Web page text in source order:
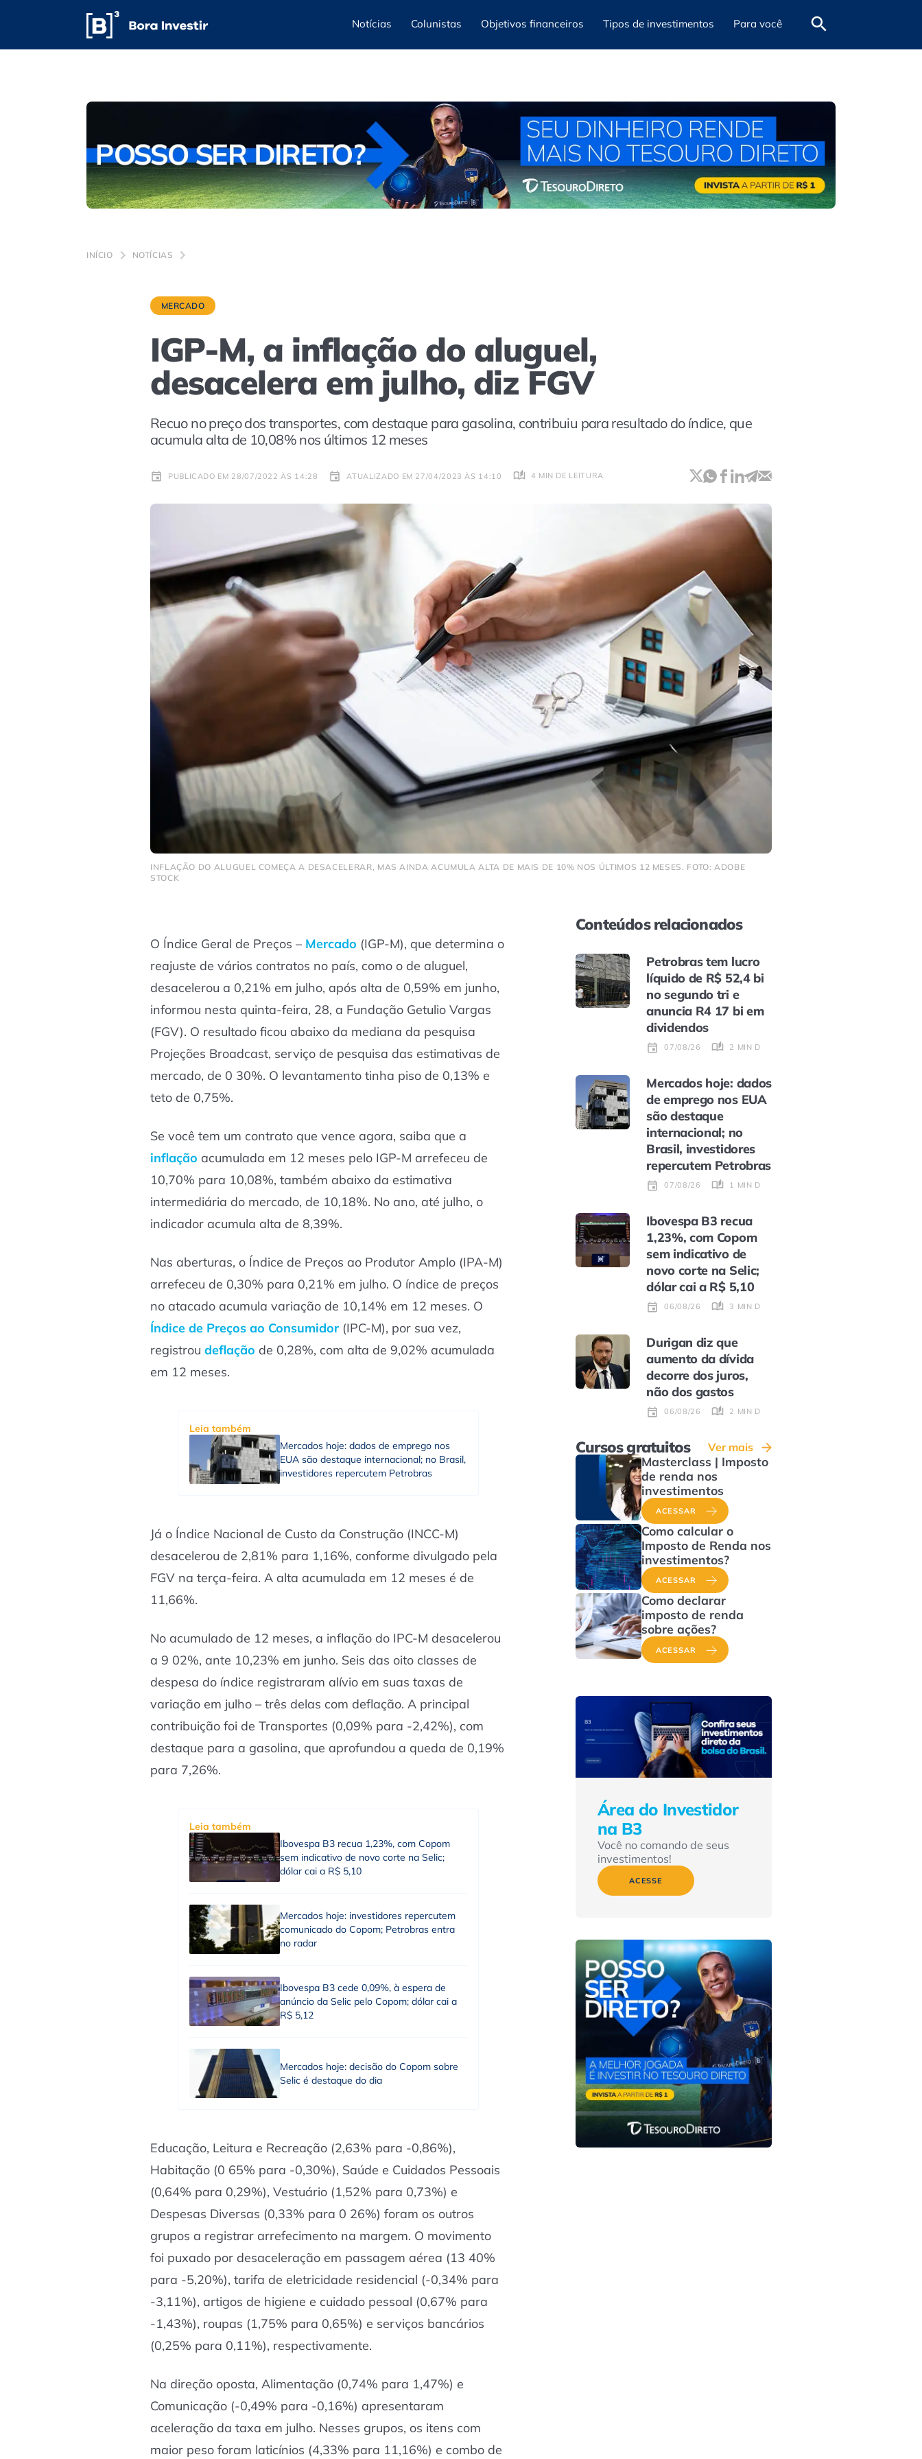
Notícias Colunistas Objetivos financeiros Tipos de investimentos Para você
INÍCIO NOTÍCIAS
MERCADO
IGP-M, a inflação do aluguel,
desacelera em julho, diz FGV
Recuo no preço dos transportes, com destaque para gasolina, contribuiu para resultado do índice, que
acumula alta de 10,08% nos últimos 12 meses
PUBLICADO EM 28/07/2022 ÀS 14:28 ATUALIZADO EM 27/04/2023 ÀS 14:10 4 MIN DE LEITURA
INFLAÇÃO DO ALUGUEL COMEÇA A DESACELERAR, MAS AINDA ACUMULA ALTA DE MAIS DE 10% NOS ÚLTIMOS 12 MESES. FOTO: ADOBE
STOCK
O Índice Geral de Preços – Mercado (IGP-M), que determina o
reajuste de vários contratos no país, como o de aluguel,
desacelerou a 0,21% em julho, após alta de 0,59% em junho,
informou nesta quinta-feira, 28, a Fundação Getulio Vargas
(FGV). O resultado ficou abaixo da mediana da pesquisa
Projeções Broadcast, serviço de pesquisa das estimativas de
mercado, de 0 30%. O levantamento tinha piso de 0,13% e
teto de 0,75%.
Se você tem um contrato que vence agora, saiba que a
inflação acumulada em 12 meses pelo IGP-M arrefeceu de
10,70% para 10,08%, também abaixo da estimativa
intermediária do mercado, de 10,18%. No ano, até julho, o
indicador acumula alta de 8,39%.
Nas aberturas, o Índice de Preços ao Produtor Amplo (IPA-M)
arrefeceu de 0,30% para 0,21% em julho. O índice de preços
no atacado acumula variação de 10,14% em 12 meses. O
Índice de Preços ao Consumidor (IPC-M), por sua vez,
registrou deflação de 0,28%, com alta de 9,02% acumulada
em 12 meses.
Leia também
Mercados hoje: dados de emprego nos
EUA são destaque internacional; no Brasil,
investidores repercutem Petrobras
Já o Índice Nacional de Custo da Construção (INCC-M)
desacelerou de 2,81% para 1,16%, conforme divulgado pela
FGV na terça-feira. A alta acumulada em 12 meses é de
11,66%.
No acumulado de 12 meses, a inflação do IPC-M desacelerou
a 9 02%, ante 10,23% em junho. Seis das oito classes de
despesa do índice registraram alívio em suas taxas de
variação em julho – três delas com deflação. A principal
contribuição foi de Transportes (0,09% para -2,42%), com
destaque para a gasolina, que aprofundou a queda de 0,19%
para 7,26%.
Leia também
Ibovespa B3 recua 1,23%, com Copom
sem indicativo de novo corte na Selic;
dólar cai a R$ 5,10
Mercados hoje: investidores repercutem
comunicado do Copom; Petrobras entra
no radar
Ibovespa B3 cede 0,09%, à espera de
anúncio da Selic pelo Copom; dólar cai a
R$ 5,12
Mercados hoje: decisão do Copom sobre
Selic é destaque do dia
Educação, Leitura e Recreação (2,63% para -0,86%),
Habitação (0 65% para -0,30%), Saúde e Cuidados Pessoais
(0,64% para 0,29%), Vestuário (1,52% para 0,73%) e
Despesas Diversas (0,33% para 0 26%) foram os outros
grupos a registrar arrefecimento na margem. O movimento
foi puxado por desaceleração em passagem aérea (13 40%
para -5,20%), tarifa de eletricidade residencial (-0,34% para
-3,11%), artigos de higiene e cuidado pessoal (0,67% para
-1,43%), roupas (1,75% para 0,65%) e serviços bancários
(0,25% para 0,11%), respectivamente.
Na direção oposta, Alimentação (0,74% para 1,47%) e
Comunicação (-0,49% para -0,16%) apresentaram
aceleração da taxa em julho. Nesses grupos, os itens com
maior peso foram laticínios (4,33% para 11,16%) e combo de
Conteúdos relacionados
Petrobras tem lucro
líquido de R$ 52,4 bi
no segundo tri e
anuncia R4 17 bi em
dividendos
07/08/26 2 MIN DE LEITURA
Mercados hoje: dados
de emprego nos EUA
são destaque
internacional; no
Brasil, investidores
repercutem Petrobras
07/08/26 1 MIN DE LEITURA
Ibovespa B3 recua
1,23%, com Copom
sem indicativo de
novo corte na Selic;
dólar cai a R$ 5,10
06/08/26 3 MIN DE LEITURA
Durigan diz que
aumento da dívida
decorre dos juros,
não dos gastos
06/08/26 2 MIN DE LEITURA
Cursos gratuitos Ver mais
Masterclass | Imposto
de renda nos
investimentos
ACESSAR
Como calcular o
Imposto de Renda nos
investimentos?
ACESSAR
Como declarar
imposto de renda
sobre ações?
ACESSAR
Área do Investidor
na B3
Você no comando de seus
investimentos!
ACESSE